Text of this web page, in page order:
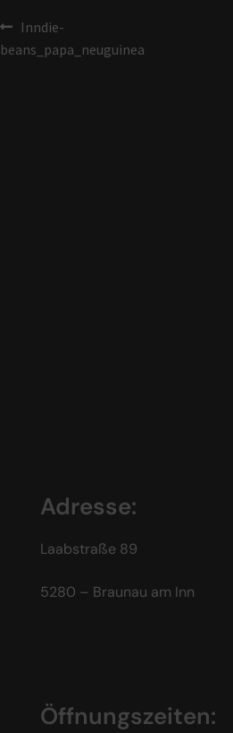
Inndie-
beans_papa_neuguinea
Adresse:
Laabstraße 89
5280 – Braunau am Inn
Öffnungszeiten: